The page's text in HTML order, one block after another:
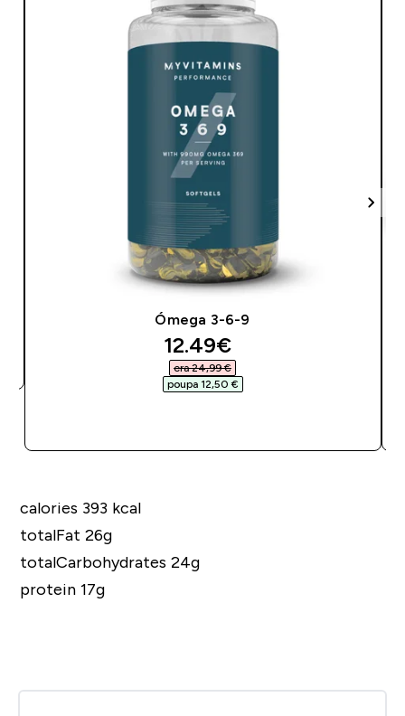
Ómega 3-6-9
discounted price
12.49€‎
era 24,99 €‎
poupa 12,50 €‎
calories 393 kcal
totalFat 26g
totalCarbohydrates 24g
protein 17g